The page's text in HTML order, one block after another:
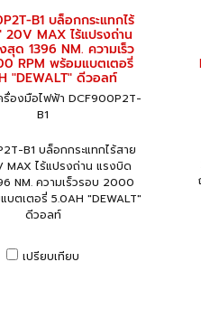
B1 บล็อกกระแทกไร้
20V MAX ไร้แปรงถ่าน
ด 1396 NM. ความเร็ว
RPM พร้อมแบตเตอรี่
"DEWALT" ดีวอลท์
รื่องมือไฟฟ้า DCF900P2T-
B1
B1 บล็อกกระแทกไร้สาย
MAX ไร้แปรงถ่าน แรงบิด
NM. ความเร็วรอบ 2000
บตเตอรี่ 5.0AH "DEWALT"
ดีวอลท์
เปรียบเทียบ